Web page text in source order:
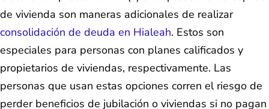
de vivienda son maneras adicionales de realizar
consolidación de deuda en Hialeah. Estos son
especiales para personas con planes calificados y
propietarios de viviendas, respectivamente. Las
personas que usan estas opciones corren el riesgo de
perder beneficios de jubilación o viviendas si no pagan